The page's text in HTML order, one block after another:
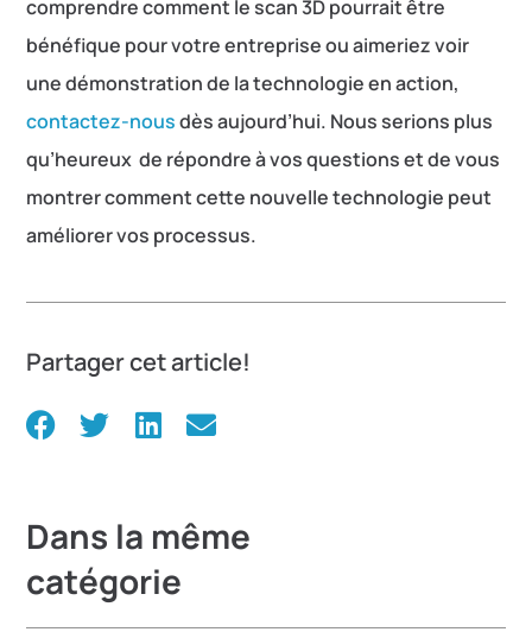
comprendre comment le scan 3D pourrait être
bénéfique pour votre entreprise ou aimeriez voir
une démonstration de la technologie en action,
contactez-nousdès aujourd’hui. Nous serions plus
qu’heureux de répondre à vos questions et de vous
montrer comment cette nouvelle technologie peut
améliorer vos processus.
Partager cet article!
Dans la même
catégorie